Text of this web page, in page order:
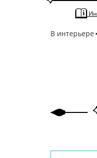
В интерьере